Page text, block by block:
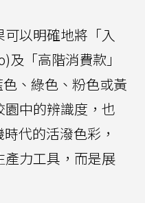
以明確地將「入
及「高階消費款」
、綠色、粉色或黃
中的辨識度，也
代的活潑色彩，
力工具，而是展